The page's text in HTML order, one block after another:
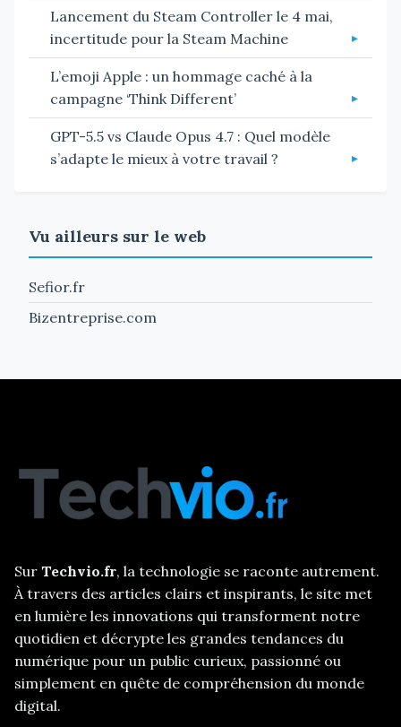
Lancement du Steam Controller le 4 mai,
incertitude pour la Steam Machine
L’emoji Apple : un hommage caché à la
campagne ‘Think Different’
GPT-5.5 vs Claude Opus 4.7 : Quel modèle
s’adapte le mieux à votre travail ?
Vu ailleurs sur le web
Sefior.fr
Bizentreprise.com
Sur Techvio.fr, la technologie se raconte autrement.
À travers des articles clairs et inspirants, le site met
en lumière les innovations qui transforment notre
quotidien et décrypte les grandes tendances du
numérique pour un public curieux, passionné ou
simplement en quête de compréhension du monde
digital.